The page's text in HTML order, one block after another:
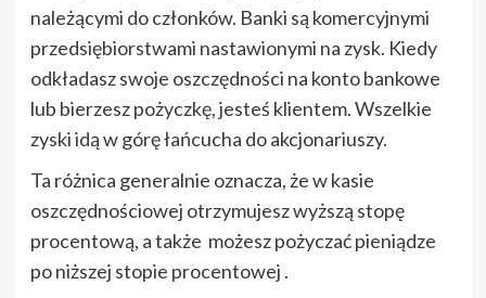
należącymi do członków. Banki są komercyjnymi
przedsiębiorstwami nastawionymi na zysk. Kiedy
odkładasz swoje oszczędności na konto bankowe
lub bierzesz pożyczkę, jesteś klientem. Wszelkie
zyski idą w górę łańcucha do akcjonariuszy.
Ta różnica generalnie oznacza, że ​​w kasie
oszczędnościowej otrzymujesz wyższą stopę
procentową, a także możesz pożyczać pieniądze
po niższej stopie procentowej .